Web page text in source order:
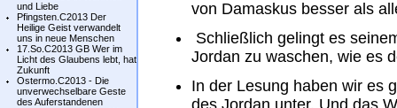
und Liebe
Pfingsten.C2013 Der
Heilige Geist verwandelt
uns in neue Menschen
17.So.C2013 GB Wer im
Licht des Glaubens lebt, hat
Zukunft
Ostermo.C2013 - Die
unverwechselbare Geste
des Auferstandenen
von Damaskus besser als
Schließlich gelingt es
Jordan zu waschen, wie es
In der Lesung haben wir es
des Jordan unter. Und das